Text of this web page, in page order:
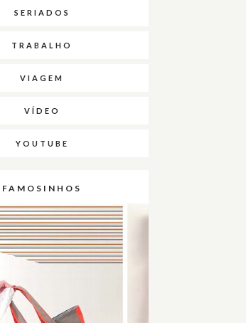
SERIADOS
TRABALHO
VIAGEM
VÍDEO
YOUTUBE
FAMOSINHOS